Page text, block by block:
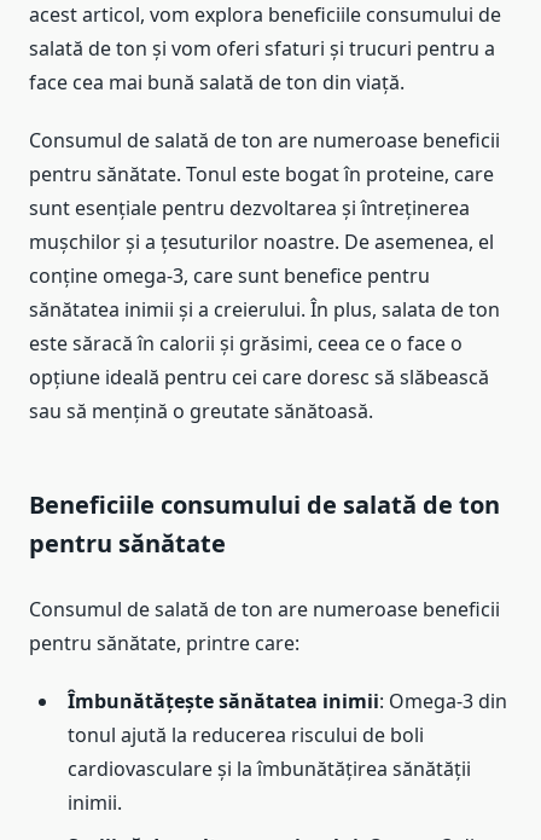
acest articol, vom explora beneficiile consumului de
salată de ton și vom oferi sfaturi și trucuri pentru a
face cea mai bună salată de ton din viață.
Consumul de salată de ton are numeroase beneficii
pentru sănătate. Tonul este bogat în proteine, care
sunt esențiale pentru dezvoltarea și întreținerea
mușchilor și a țesuturilor noastre. De asemenea, el
conține omega-3, care sunt benefice pentru
sănătatea inimii și a creierului. În plus, salata de ton
este săracă în calorii și grăsimi, ceea ce o face o
opțiune ideală pentru cei care doresc să slăbească
sau să mențină o greutate sănătoasă.
Beneficiile consumului de salată de ton
pentru sănătate
Consumul de salată de ton are numeroase beneficii
pentru sănătate, printre care:
Îmbunătățește sănătatea inimii: Omega-3 din
tonul ajută la reducerea riscului de boli
cardiovasculare și la îmbunătățirea sănătății
inimii.